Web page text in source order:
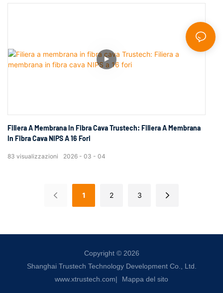
Filiera A Membrana In Fibra Cava Trustech: Filiera A Membrana
In Fibra Cava NIPS A 16 Fori
2026 03 04
83 visualizzazioni
1 2 3
Copyright © 2026
Shanghai Trustech Technology Development Co., Ltd.
www.xtrustech.com| Mappa del sito